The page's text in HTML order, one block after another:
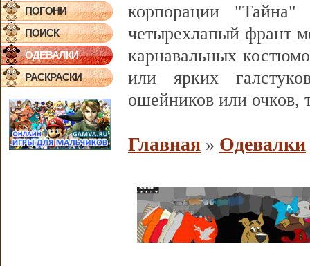
ПОГОНИ
ПОИСК
ОДЕВАЛКИ
РАСКРАСКИ
корпорации
четырехлапый франт
карнавальных
или ярких
ошейников или очков,
Главная » Одевалки